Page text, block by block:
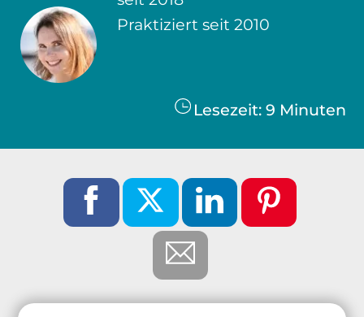
Praktiziert seit 2010
Lesezeit: 9 Minuten